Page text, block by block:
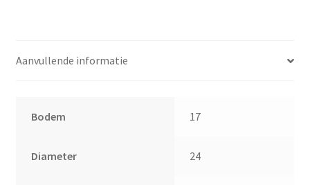
Aanvullende informatie
Bodem 17
Diameter 24